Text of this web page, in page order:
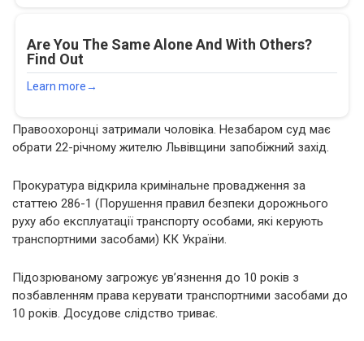
Правоохоронці затримали чоловіка. Незабаром суд має
обрати 22-річному жителю Львівщини запобіжний захід.
Прокуратура відкрила кримінальне провадження за
статтею 286-1 (Порушення правил безпеки дорожнього
руху або експлуатації транспорту особами, які керують
транспортними засобами) КК України.
Підозрюваному загрожує ув’язнення до 10 років з
позбавленням права керувати транспортними засобами до
10 років. Досудове слідство триває.